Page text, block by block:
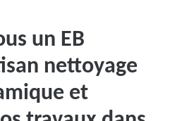
un EB
nettoyage
et